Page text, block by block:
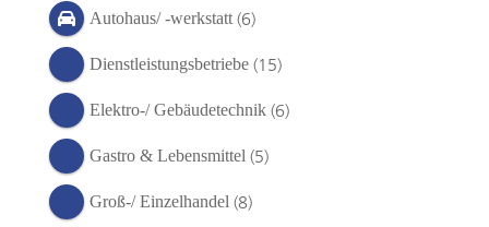
Autohaus/ -werkstatt (6)
Dienstleistungsbetriebe (15)
Elektro-/ Gebäudetechnik (6)
Gastro & Lebensmittel (5)
Groß-/ Einzelhandel (8)